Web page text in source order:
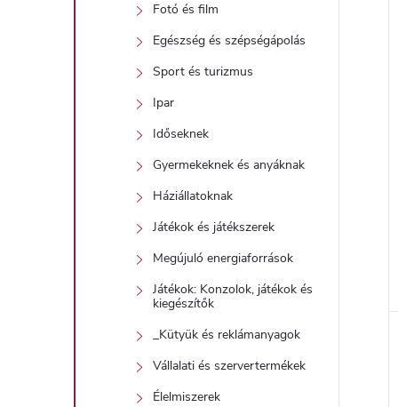
Fotó és film
Egészség és szépségápolás
Sport és turizmus
Ipar
Időseknek
Gyermekeknek és anyáknak
Háziállatoknak
Játékok és játékszerek
Megújuló energiaforrások
Játékok: Konzolok, játékok és
kiegészítők
_Kütyük és reklámanyagok
Vállalati és szervertermékek
Élelmiszerek